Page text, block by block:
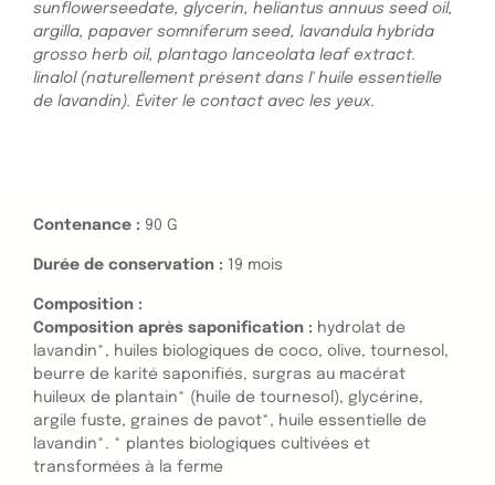
sunflowerseedate, glycerin, heliantus annuus seed oil,
argilla, papaver somniferum seed, lavandula hybrida
grosso herb oil, plantago lanceolata leaf extract.
linalol (naturellement présent dans l' huile essentielle
de lavandin). Éviter le contact avec les yeux.
Contenance : 90 G
Durée de conservation : 19 mois
Composition :
Composition après saponification : hydrolat de
lavandin*, huiles biologiques de coco, olive, tournesol,
beurre de karité saponifiés, surgras au macérat
huileux de plantain* (huile de tournesol), glycérine,
argile fuste, graines de pavot*, huile essentielle de
lavandin*. * plantes biologiques cultivées et
transformées à la ferme